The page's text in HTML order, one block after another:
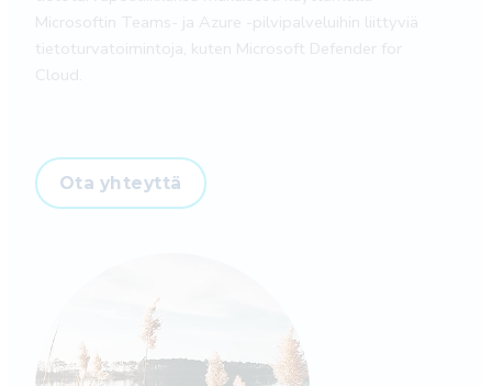
Microsoftin Teams- ja Azure -pilvipalveluihin liittyviä
tietoturvatoimintoja, kuten Microsoft Defender for
Cloud.
Ota yhteyttä